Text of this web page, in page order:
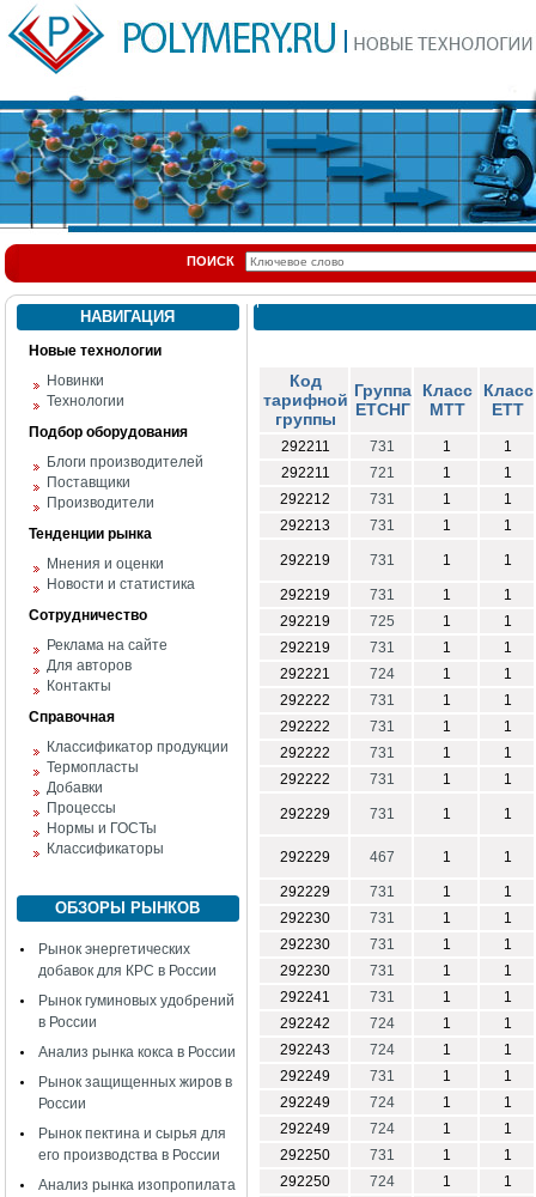
ПОИСК
НАВИГАЦИЯ
Новые технологии
Новинки
Технологии
Подбор оборудования
Блоги производителей
Поставщики
Производители
Тенденции рынка
Мнения и оценки
Новости и статистика
Сотрудничество
Реклама на сайте
Для авторов
Контакты
Справочная
Классификатор продукции
Термопласты
Добавки
Процессы
Нормы и ГОСТы
Классификаторы
ОБЗОРЫ РЫНКОВ
Рынок энергетических
добавок для КРС в России
Рынок гуминовых удобрений
в России
Анализ рынка кокса в России
Рынок защищенных жиров в
России
Рынок пектина и сырья для
его производства в России
Анализ рынка изопропилата
Код
тарифной
группы
Группа
ЕТСНГ
Класс
МТТ
Класс
ЕТТ
292211 731 1
1
292211
721 1
1
292212
731 1
1
292213
731 1 1
292219 731 1 1
292219 731 1
1
292219
725 1
1
292219
731 1
1
292221
724 1
1
292222
731 1
1
292222
731 1
1
292222
731 1
1
292222
731 1 1
292229 731 1 1
292229 467 1 1
292229 731 1
1
292230
731 1
1
292230
731 1
1
292230
731 1
1
292241
731 1
1
292242
724 1
1
292243
724 1
1
292249
731 1
1
292249
724 1
1
292249
724 1
1
292250
731 1
1
292250
724 1
1